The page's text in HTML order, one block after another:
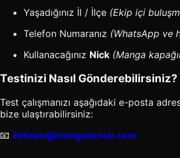
Yaşadığınız İl / İlçe (Ekip içi
Telefon Numaranız (WhatsApp ve
Kullanacağınız Nick (Manga
Testinizi Nasıl Gönderebilirsiniz?
Test çalışmanızı aşağıdaki e-posta
bize ulaştırabilirsiniz:
📧 iletisim@mangadenizi.com